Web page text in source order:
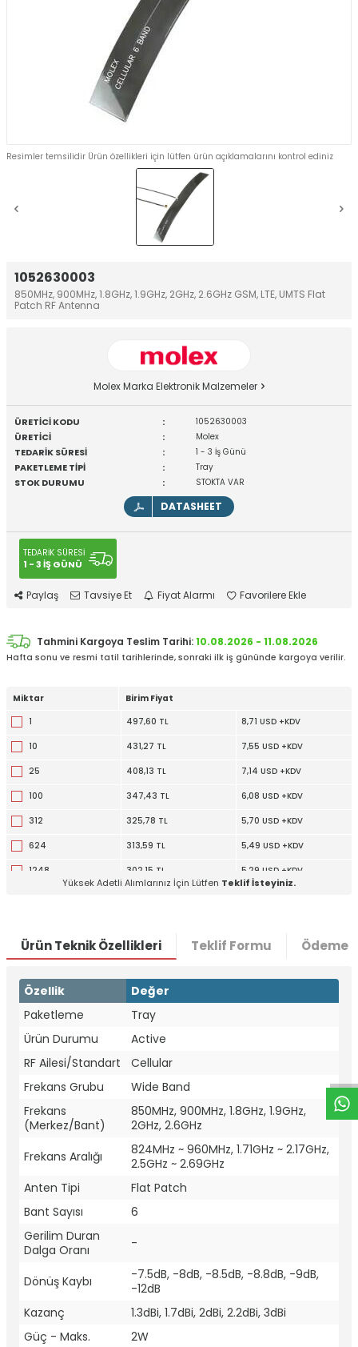
1052630003
850MHz, 900MHz, 1.8GHz, 1.9GHz, 2GHz, 2.6GHz GSM, LTE, UMTS Flat
Patch RF Antenna
Resimler temsilidir Ürün özellikleri için lütfen ürün açıklamalarını kontrol ediniz
Molex Marka Elektronik Malzemeler
ÜRETİCİ KODU : 1052630003
ÜRETİCİ : Molex
TEDARİK SÜRESİ : 1 - 3 İş Günü
PAKETLEME TİPİ : Tray
STOK DURUMU : STOKTA VAR
DATASHEET
TEDARİK SÜRESİ
1 - 3 İŞ GÜNÜ
Paylaş Tavsiye Et Fiyat Alarmı Favorilere Ekle
Tahmini Kargoya Teslim Tarihi:10.08.2026 - 11.08.2026
Hafta sonu ve resmi tatil tarihlerinde, sonraki ilk iş gününde kargoya verilir.
Miktar
Birim Fiyat
1
497,60 TL 8,71 USD +KDV
10 431,27 TL 7,55 USD +KDV
25 408,13 TL 7,14 USD +KDV
100 347,43 TL 6,08 USD +KDV
312 325,78 TL 5,70 USD +KDV
624 313,59 TL 5,49 USD +KDV
1248 302,15 TL 5,29 USD +KDV
Yüksek Adetli Alımlarınız İçin Lütfen Teklif İsteyiniz.
Ürün Teknik Özellikleri Teklif Formu Ödeme
Özellik
Değer
Paketleme
Tray
Ürün Durumu
Active
RF Ailesi/Standart
Cellular
Frekans Grubu
Wide Band
Frekans
(Merkez/Bant)
850MHz, 900MHz, 1.8GHz, 1.9GHz,
2GHz, 2.6GHz
Frekans Aralığı
824MHz ~ 960MHz, 1.71GHz ~ 2.17GHz,
2.5GHz ~ 2.69GHz
Anten Tipi
Flat Patch
Bant Sayısı
6
Gerilim Duran
Dalga Oranı
-
Dönüş Kaybı
-7.5dB, -8dB, -8.5dB, -8.8dB, -9dB,
-12dB
Kazanç
1.3dBi, 1.7dBi, 2dBi, 2.2dBi, 3dBi
Güç - Maks.
2W